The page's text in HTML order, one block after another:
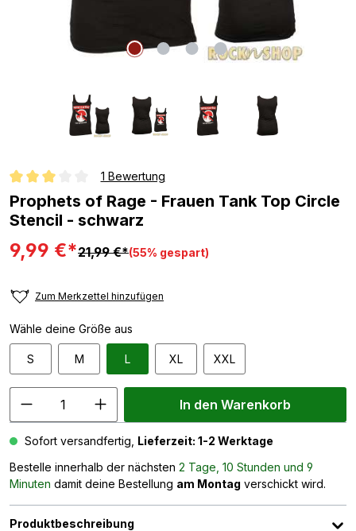
Durchschnittliche Bewertung von 3 von 5 Sternen
1 Bewertung
Prophets of Rage - Frauen Tank Top Circle
Stencil - schwarz
9,99 €*21,99 €*(55% gespart)
Zum Merkzettel hinzufügen
Wähle deine Größe aus
S M L XL XXL
In den Warenkorb
Sofort versandfertig, Lieferzeit: 1-2 Werktage
Bestelle innerhalb der nächsten 2 Tage, 10 Stunden und 9
Minuten damit deine Bestellung am Montag verschickt wird.
Produktbeschreibung